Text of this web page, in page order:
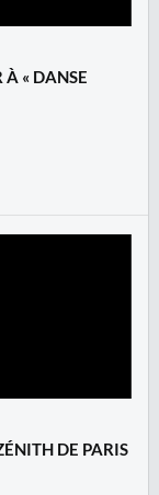
À « DANSE
DE PARIS